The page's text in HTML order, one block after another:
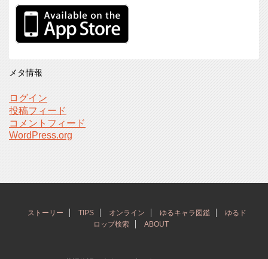
メタ情報
ログイン
投稿フィード
コメントフィード
WordPress.org
ストーリー TIPS オンライン ゆるキャラ図鑑
ゆるド
ロップ検索
ABOUT